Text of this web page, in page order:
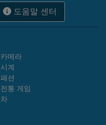
도움말 센터
카메라
시계
패션
전통 게임
차